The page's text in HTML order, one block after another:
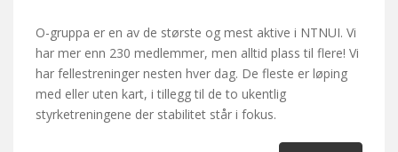
O-gruppa er en av de største og mest aktive i NTNUI. Vi
har mer enn 230 medlemmer, men alltid plass til flere! Vi
har fellestreninger nesten hver dag. De fleste er løping
med eller uten kart, i tillegg til de to ukentlig
styrketreningene der stabilitet står i fokus.